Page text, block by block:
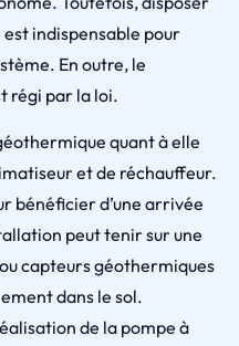
est indispensable pour
En outre, le
régi par la loi.
quant à elle
et de réchauffeur.
bénéficier d’une arrivée
peut tenir sur une
capteurs géothermiques
dans le sol.
de la pompe à